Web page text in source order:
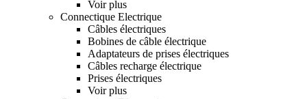
Voir plus
Connectique Electrique
Câbles électriques
Bobines de câble électrique
Adaptateurs de prises électriques
Câbles recharge électrique
Prises électriques
Voir plus